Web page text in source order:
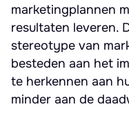
marketingplannen
resultaten leveren.
stereotype van
besteden aan het
te herkennen aan
minder aan de